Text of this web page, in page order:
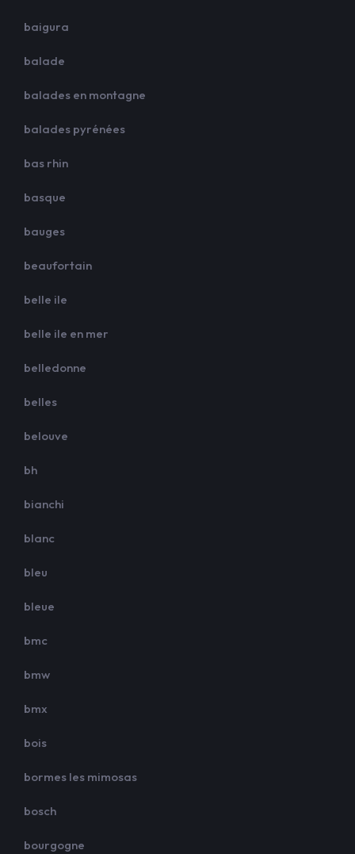
baigura
balade
balades en montagne
balades pyrénées
bas rhin
basque
bauges
beaufortain
belle ile
belle ile en mer
belledonne
belles
belouve
bh
bianchi
blanc
bleu
bleue
bmc
bmw
bmx
bois
bormes les mimosas
bosch
bourgogne